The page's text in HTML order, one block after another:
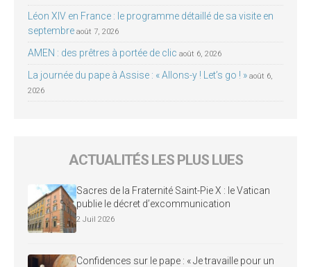
Léon XIV en France : le programme détaillé de sa visite en
septembre août 7, 2026
AMEN : des prêtres à portée de clic août 6, 2026
La journée du pape à Assise : « Allons-y ! Let’s go ! » août 6,
2026
ACTUALITÉS LES PLUS LUES
Sacres de la Fraternité Saint-Pie X : le Vatican
publie le décret d’excommunication
2 Juil 2026
Confidences sur le pape : « Je travaille pour un